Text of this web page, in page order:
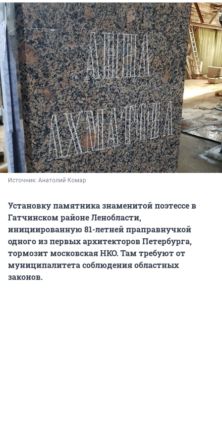
Источник: Анатолий Комар
Установку памятника знаменитой поэтессе в
Гатчинском районе Ленобласти,
инициированную 81-летней праправнучкой
одного из первых архитекторов Петербурга,
тормозит московская НКО. Там требуют от
муниципалитета соблюдения областных
законов.